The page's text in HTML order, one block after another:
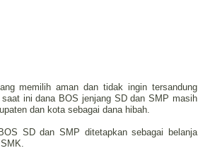
memilih aman dan tidak ingin tersandung
ini dana BOS jenjang SD dan SMP masih
dan kota sebagai dana hibah.
SD dan SMP ditetapkan sebagai belanja